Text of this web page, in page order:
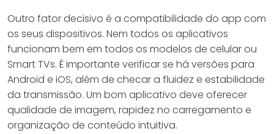
Outro fator decisivo é a compatibilidade do app com
os seus dispositivos. Nem todos os aplicativos
funcionam bem em todos os modelos de celular ou
Smart TVs. É importante verificar se há versões para
Android e iOS, além de checar a fluidez e estabilidade
da transmissão. Um bom aplicativo deve oferecer
qualidade de imagem, rapidez no carregamento e
organização de conteúdo intuitiva.